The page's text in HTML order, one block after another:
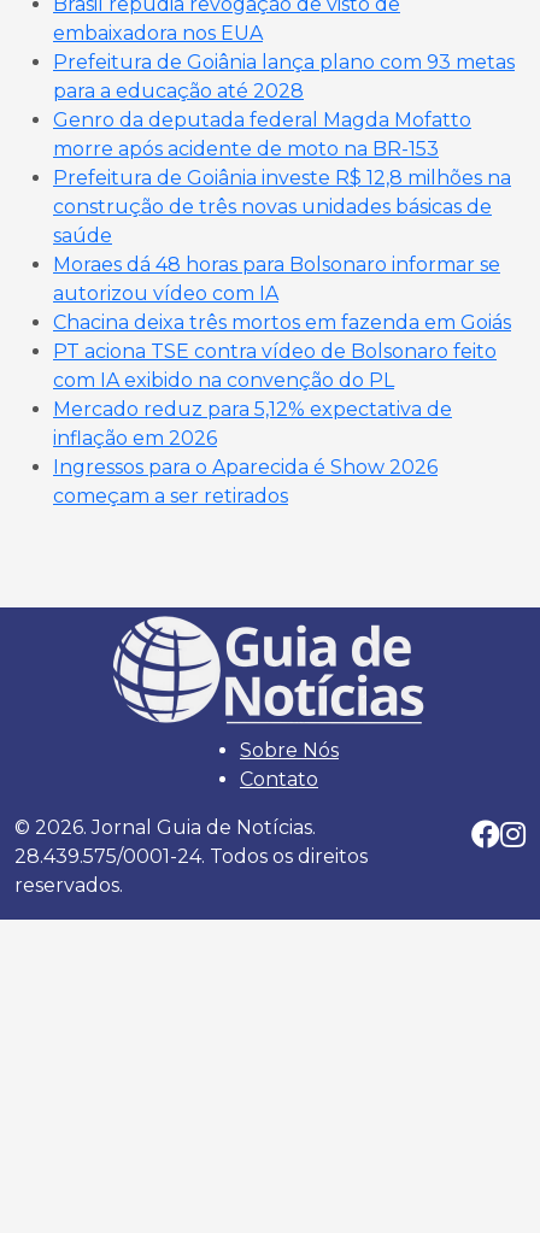
embaixadora nos EUA
Prefeitura de Goiânia lança plano com 93 metas
para a educação até 2028
Genro da deputada federal Magda Mofatto
morre após acidente de moto na BR-153
Prefeitura de Goiânia investe R$ 12,8 milhões na
construção de três novas unidades básicas de
saúde
Moraes dá 48 horas para Bolsonaro informar se
autorizou vídeo com IA
Chacina deixa três mortos em fazenda em Goiás
PT aciona TSE contra vídeo de Bolsonaro feito
com IA exibido na convenção do PL
Mercado reduz para 5,12% expectativa de
inflação em 2026
Ingressos para o Aparecida é Show 2026
começam a ser retirados
Sobre Nós
Contato
© 2026. Jornal Guia de Notícias.
28.439.575/0001-24. Todos os direitos
reservados.